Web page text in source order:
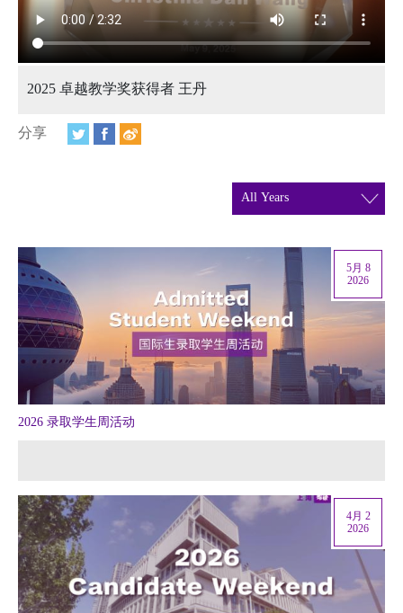
视频
相册
上海纽约大学汇刊
校园内外
联系方式
支持我们
2025 卓越教学奖获得者 王丹
分享
2026 录取学生周活动
5月 8
2026
4月 2
2026